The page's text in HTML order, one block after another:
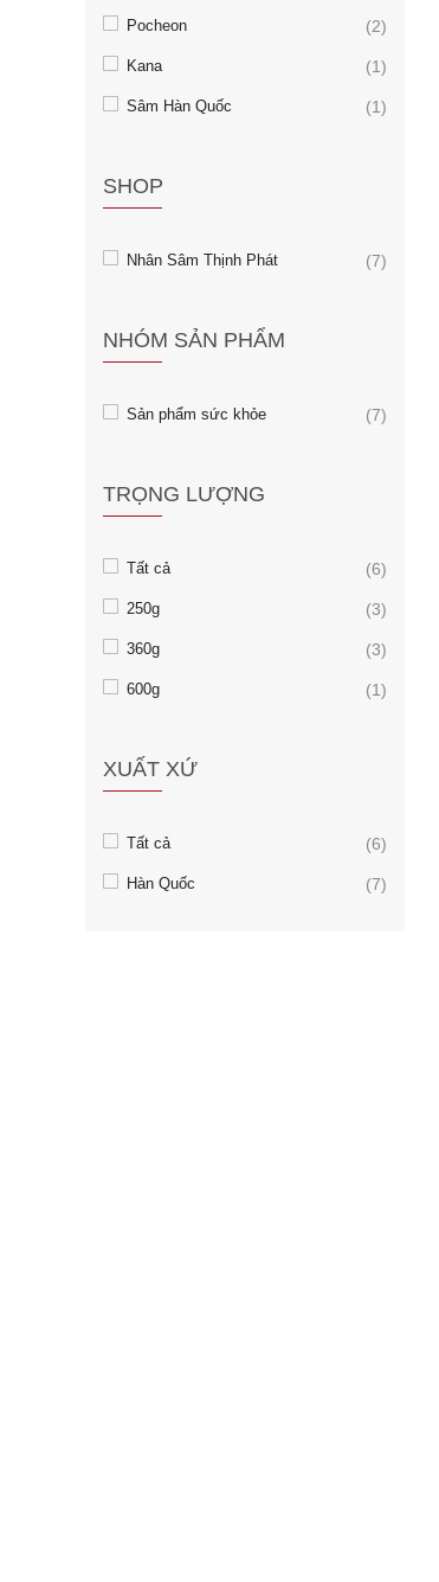
Pocheon (2)
Kana (1)
Sâm Hàn Quốc (1)
SHOP
Nhân Sâm Thịnh Phát (7)
NHÓM SẢN PHẨM
Sản phẩm sức khỏe (7)
TRỌNG LƯỢNG
Tất cả (6)
250g (3)
360g (3)
600g (1)
XUẤT XỨ
Tất cả (6)
Hàn Quốc (7)